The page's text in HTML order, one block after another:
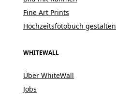
Fine Art Prints
Hochzeitsfotobuch gestalten
WHITEWALL
Über WhiteWall
Jobs